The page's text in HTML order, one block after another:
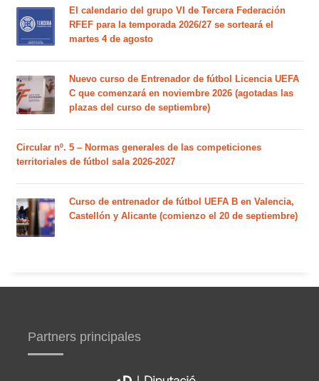
El calendario del grupo VI de Tercera Federación
RFEF para la temporada 2026/27 se sorteará el
martes 4 de agosto
Nuevo curso de Entrenador de fútbol Licencia UEFA
C que comenzará en noviembre 2026 (agotadas las
plazas del curso de septiembre)
Circular nº. 5 – Normas generales de las competiciones
territoriales de fútbol sala 2026-2027
Curso de entrenador de fútbol UEFA B en Valencia,
Castellón y Alicante (comienzo el 20 de septiembre)
Partners principales